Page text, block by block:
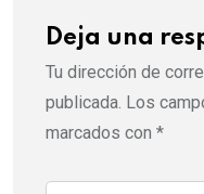
Deja una
Tu dirección de
publicada. Los
marcados con *